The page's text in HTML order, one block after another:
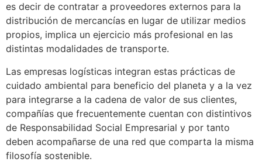
es decir de contratar a proveedores externos para la
distribución de mercancías en lugar de utilizar medios
propios, implica un ejercicio más profesional en las
distintas modalidades de transporte.
Las empresas logísticas integran estas prácticas de
cuidado ambiental para beneficio del planeta y a la vez
para integrarse a la cadena de valor de sus clientes,
compañías que frecuentemente cuentan con distintivos
de Responsabilidad Social Empresarial y por tanto
deben acompañarse de una red que comparta la misma
filosofía sostenible.